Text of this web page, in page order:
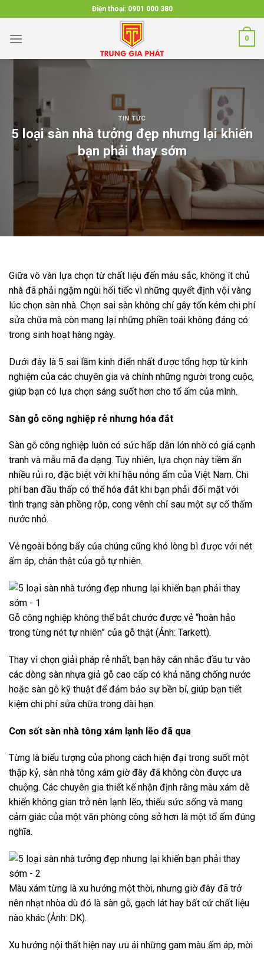
to
content
Điện thoại: 0901 000 380
0
TIN TỨC
5 loại sàn nhà tưởng đẹp nhưng lại khiến
bạn phải thay sớm
Giữa vô vàn lựa chọn từ chất liệu đến màu sắc, không ít chủ
nhà đã phải ngậm ngùi hối tiếc vì những quyết định vội vàng
lúc chọn sàn nhà. Chọn sai sàn không chỉ gây tốn kém chi phí
sửa chữa mà còn mang lại những phiền toái không đáng có
trong sinh hoạt hàng ngày.
Dưới đây là 5 sai lầm kinh điển nhất được tổng hợp từ kinh
nghiệm của các chuyên gia và chính những người trong cuộc,
giúp bạn có lựa chọn sáng suốt hơn cho tổ ấm của mình.
Sàn gỗ công nghiệp rẻ nhưng hóa đắt
Sàn gỗ công nghiệp luôn có sức hấp dẫn lớn nhờ có giá cạnh
tranh và mẫu mã đa dạng. Tuy nhiên, lựa chọn này tiềm ẩn
nhiều rủi ro, đặc biệt với khí hậu nóng ẩm của Việt Nam. Chi
phí ban đầu thấp có thể hóa đắt khi bạn phải đối mặt với
tình trạng sàn phồng rộp, cong vênh chỉ sau một sự cố thấm
nước nhỏ.
Vẻ ngoài bóng bẩy của chúng cũng khó lòng bì được với nét
ấm áp, chân thật của gỗ tự nhiên.
Gỗ công nghiệp không thể bắt chước được vẻ “hoàn hảo
trong từng nét tự nhiên” của gỗ thật (Ảnh: Tarkett).
Thay vì chọn giải pháp rẻ nhất, bạn hãy cân nhắc đầu tư vào
các dòng sàn nhựa giả gỗ cao cấp có khả năng chống nước
hoặc sàn gỗ kỹ thuật để đảm bảo sự bền bỉ, giúp bạn tiết
kiệm chi phí sửa chữa trong dài hạn.
Cơn sốt sàn nhà tông xám lạnh lẽo đã qua
Từng là biểu tượng của phong cách hiện đại trong suốt một
thập kỷ, sàn nhà tông xám giờ đây đã không còn được ưa
chuộng. Các chuyên gia thiết kế nhận định rằng màu xám dễ
khiến không gian trở nên lạnh lẽo, thiếu sức sống và mang
cảm giác của một văn phòng công sở hơn là một tổ ấm đúng
nghĩa.
Màu xám từng là xu hướng một thời, nhưng giờ đây đã trở
nên nhạt nhòa dù đó là sàn gỗ, gạch lát hay bất cứ chất liệu
nào khác (Ảnh: DK).
Xu hướng nội thất hiện nay ưu ái những gam màu ấm áp, mời